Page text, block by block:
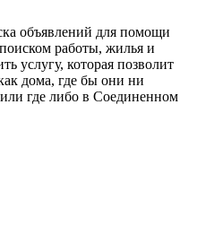
объявлений для помощи
работы, жилья и
услугу, которая позволит
дома, где бы они ни
где либо в Соединенном